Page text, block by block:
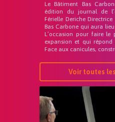
Le Bâtiment Bas
édition du journal de
Férielle Deriche
Bas Carbone qui aura
L’occasion pour faire le
expansion et qui
Face aux canicules,
Voir toutes